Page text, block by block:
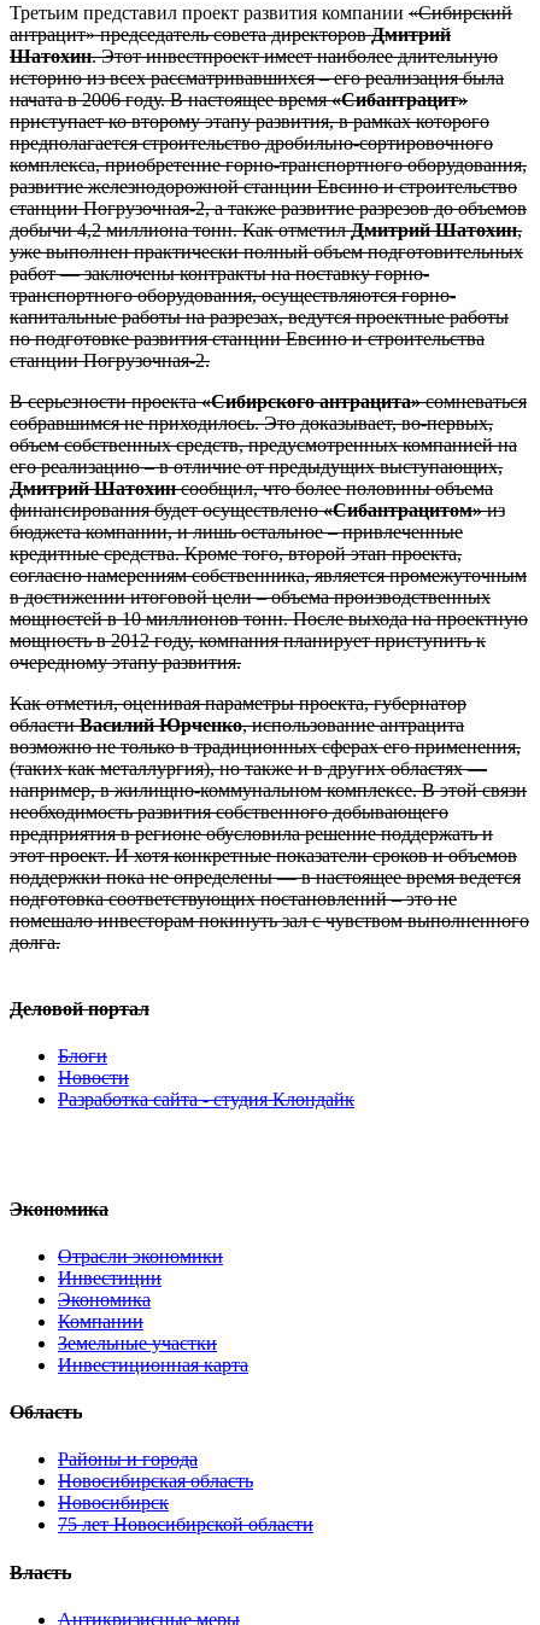
Третьим представил проект развития компании «Сибирский
антрацит» председатель совета директоровДмитрий
Шатохин. Этот инвестпроект имеет наиболее длительную
историю из всех рассматривавшихся – его реализация была
начата в 2006 году. В настоящее время«Сибантрацит»
приступает ко второму этапу развития, в рамках которого
предполагается строительство дробильно-сортировочного
комплекса, приобретение горно-транспортного оборудования,
развитие железнодорожной станции Евсино и строительство
станции Погрузочная-2, а также развитие разрезов до объемов
добычи 4,2 миллиона тонн. Как отметилДмитрий Шатохин,
уже выполнен практически полный объем подготовительных
работ — заключены контракты на поставку горно-
транспортного оборудования, осуществляются горно-
капитальные работы на разрезах, ведутся проектные работы
по подготовке развития станции Евсино и строительства
станции Погрузочная-2.
В серьезности проекта«Сибирского антрацита»сомневаться
собравшимся не приходилось. Это доказывает, во-первых,
объем собственных средств, предусмотренных компанией на
его реализацию – в отличие от предыдущих выступающих,
Дмитрий Шатохинсообщил, что более половины объема
финансирования будет осуществлено«Сибантрацитом»из
бюджета компании, и лишь остальное – привлеченные
кредитные средства. Кроме того, второй этап проекта,
согласно намерениям собственника, является промежуточным
в достижении итоговой цели – объема производственных
мощностей в 10 миллионов тонн. После выхода на проектную
мощность в 2012 году, компания планирует приступить к
очередному этапу развития.
Как отметил, оценивая параметры проекта, губернатор
областиВасилий Юрченко, использование антрацита
возможно не только в традиционных сферах его применения,
(таких как металлургия), но также и в других областях —
например, в жилищно-коммунальном комплексе. В этой связи
необходимость развития собственного добывающего
предприятия в регионе обусловила решение поддержать и
этот проект. И хотя конкретные показатели сроков и объемов
поддержки пока не определены — в настоящее время ведется
подготовка соответствующих постановлений – это не
помешало инвесторам покинуть зал с чувством выполненного
долга.
Деловой портал
Блоги
Новости
Разработка сайта - студия Клондайк
Экономика
Отрасли экономики
Инвестиции
Экономика
Компании
Земельные участки
Инвестиционная карта
Область
Районы и города
Новосибирская область
Новосибирск
75 лет Новосибирской области
Власть
Антикризисные меры